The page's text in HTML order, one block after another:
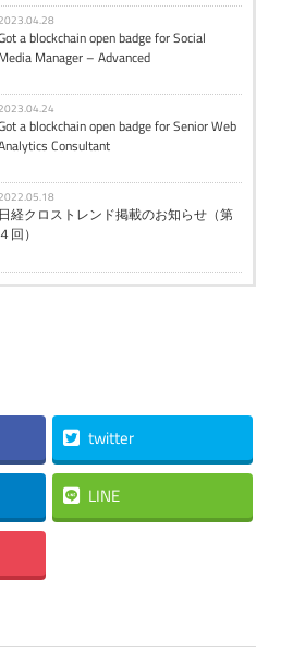
a blockchain open badge for Social
Media Manager – Advanced
a blockchain open badge for Senior Web
Consultant
日経クロストレンド掲載のお知らせ（第
４回）
twitter
LINE